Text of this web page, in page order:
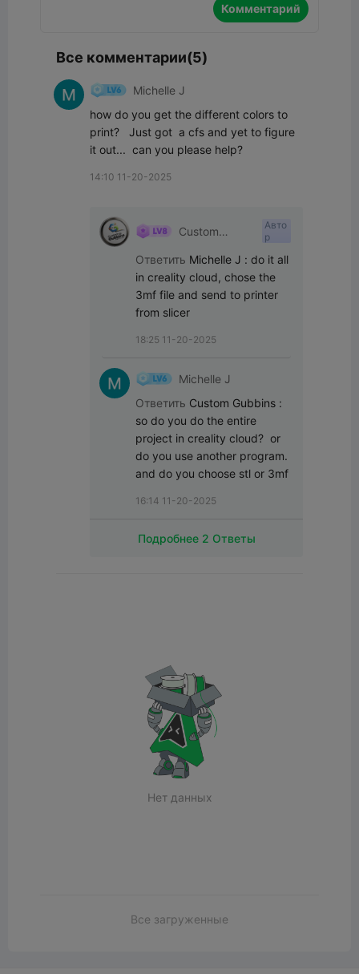
Комментарий
Все комментарии(5)
Michelle J
how do you get the different colors to
print?   Just got  a cfs and yet to figure
it out...  can you please help?
14:10 11-20-2025
Custom
Авто
р
Ответить Michelle J : do it all
in creality cloud, chose the
3mf file and send to printer
from slicer
18:25 11-20-2025
Michelle J
Ответить Custom Gubbins :
so do you do the entire
project in creality cloud?  or
do you use another program.
and do you choose stl or 3mf
16:14 11-20-2025
Подробнее 2 Ответы
Нет данных
Все загруженные